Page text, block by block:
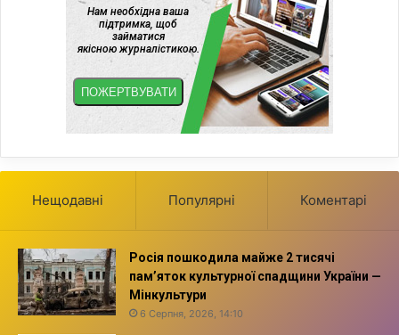
Нещодавні Популярні Коментарі
Росія пошкодила майже 2 тисячі
пам’яток культурної спадщини України —
Мінкультури
6 Серпня, 2026, 14:10